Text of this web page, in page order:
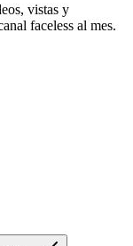
vistas y
faceless al mes.